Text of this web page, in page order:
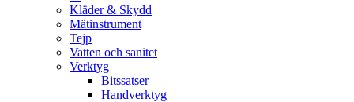
Kläder & Skydd
Mätinstrument
Tejp
Vatten och sanitet
Verktyg
Bitssatser
Handverktyg